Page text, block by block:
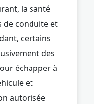
la santé
de conduite et
certains
des
échapper à
et
autorisée